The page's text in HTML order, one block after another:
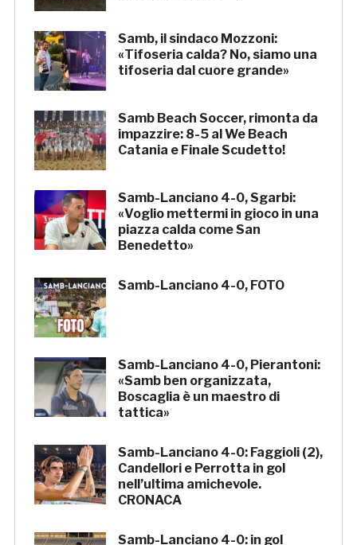
Samb, il sindaco Mozzoni:
«Tifoseria calda? No, siamo una
tifoseria dal cuore grande»
Samb Beach Soccer, rimonta da
impazzire: 8-5 al We Beach
Catania e Finale Scudetto!
Samb-Lanciano 4-0, Sgarbi:
«Voglio mettermi in gioco in una
piazza calda come San
Benedetto»
Samb-Lanciano 4-0, FOTO
Samb-Lanciano 4-0, Pierantoni:
«Samb ben organizzata,
Boscaglia è un maestro di
tattica»
Samb-Lanciano 4-0: Faggioli (2),
Candellori e Perrotta in gol
nell’ultima amichevole.
CRONACA
Samb-Lanciano 4-0: in gol